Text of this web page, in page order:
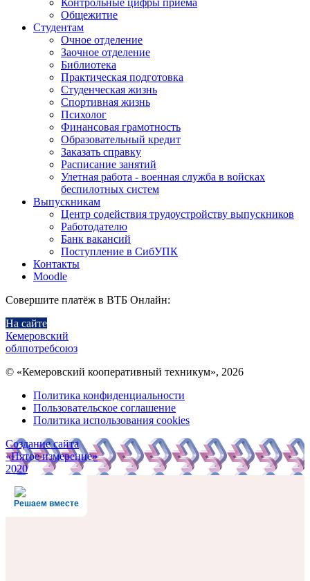
Общежитие
Студентам
Очное отделение
Заочное отделение
Библиотека
Практическая подготовка
Студенческая жизнь
Спортивная жизнь
Психолог
Финансовая грамотность
Образовательный кредит
Заказать справку
Расписание занятий
Улетная работа - военная служба в войсках
беспилотных систем
Выпускникам
Центр содействия трудоустройству выпускников
Работодателю
Банк вакансий
Поступление в СибУПК
Контакты
Moodle
Совершите платёж в ВТБ Онлайн:
На сайте
Кемеровский
облпотребсоюз
© «Кемеровский кооперативный техникум», 2026
Политика конфиденциальности
Пользовательское соглашение
Политика использования cookies
Создание сайта
«Пятое измерение»
2020
Решаем вместе